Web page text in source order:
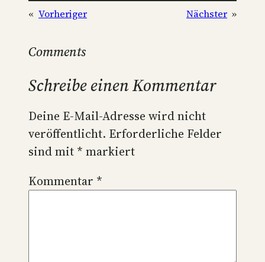
« Vorheriger Nächster »
Comments
Schreibe einen Kommentar
Deine E-Mail-Adresse wird nicht
veröffentlicht. Erforderliche Felder
sind mit * markiert
Kommentar *